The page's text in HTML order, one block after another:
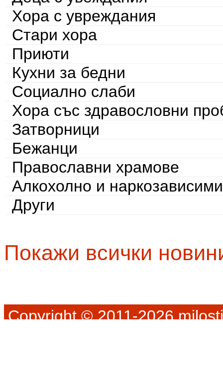
Хора с увреждания
Стари хора
Приюти
Кухни за бедни
Социално слаби
Хора със здравословни
Затворници
Бежанци
Православни храмове
Алкохолно и наркозависими
Други
Покажи всички
Copyright © 2011-2026